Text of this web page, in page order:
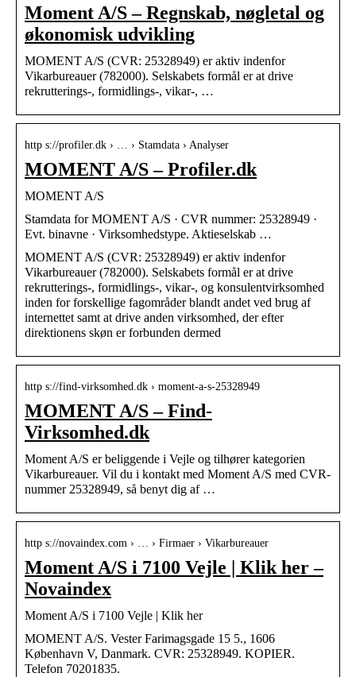
Moment A/S – Regnskab, nøgletal og
økonomisk udvikling
MOMENT A/S (CVR: 25328949) er aktiv indenfor
Vikarbureauer (782000). Selskabets formål er at drive
rekrutterings-, formidlings-, vikar-, …
http s://profiler.dk › … › Stamdata › Analyser
MOMENT A/S – Profiler.dk
MOMENT A/S
Stamdata for MOMENT A/S · CVR nummer: 25328949 ·
Evt. binavne · Virksomhedstype. Aktieselskab …
MOMENT A/S (CVR: 25328949) er aktiv indenfor
Vikarbureauer (782000). Selskabets formål er at drive
rekrutterings-, formidlings-, vikar-, og konsulentvirksomhed
inden for forskellige fagområder blandt andet ved brug af
internettet samt at drive anden virksomhed, der efter
direktionens skøn er forbunden dermed
http s://find-virksomhed.dk › moment-a-s-25328949
MOMENT A/S – Find-
Virksomhed.dk
Moment A/S er beliggende i Vejle og tilhører kategorien
Vikarbureauer. Vil du i kontakt med Moment A/S med CVR-
nummer 25328949, så benyt dig af …
http s://novaindex.com › … › Firmaer › Vikarbureauer
Moment A/S i 7100 Vejle | Klik her –
Novaindex
Moment A/S i 7100 Vejle | Klik her
MOMENT A/S. Vester Farimagsgade 15 5., 1606
København V, Danmark. CVR: 25328949. KOPIER.
Telefon 70201835.